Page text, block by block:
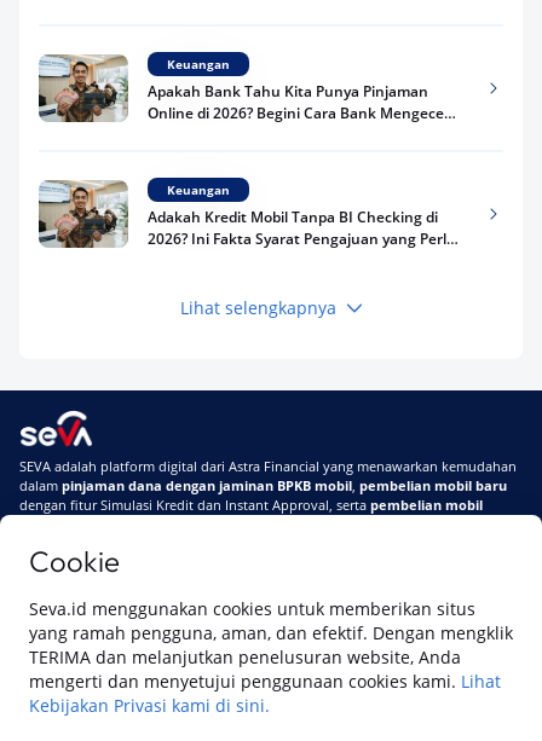
Cookie
Seva.id menggunakan cookies untuk memberikan situs
yang ramah pengguna, aman, dan efektif. Dengan mengklik
TERIMA dan melanjutkan penelusuran website, Anda
mengerti dan menyetujui penggunaan cookies kami. Lihat
Kebijakan Privasi kami di sini.
Keuangan
Apakah Bank Tahu Kita Punya Pinjaman
Online di 2026? Begini Cara Bank Mengecek
Keuangan
Adakah Kredit Mobil Tanpa BI Checking di
2026? Ini Fakta Syarat Pengajuan yang Perlu
Keuangan
Terpercaya
Telat Bayar Pinjol 2 Hari, Apakah Langsung
Masuk BI Checking? Simak Peraturan
Terbarunya di 2026
Lihat selengkapnya
SEVA adalah platform digital dari Astra Financial yang menawarkan kemudahan
dalam pinjaman dana dengan jaminan BPKB mobil, pembelian mobil baru
dengan fitur Simulasi Kredit dan Instant Approval, serta pembelian mobil
Di SEVA #UrusanMobilSegampangItu
Tentang SEVASyarat & Ketentuan
Pemberitahuan Privasi